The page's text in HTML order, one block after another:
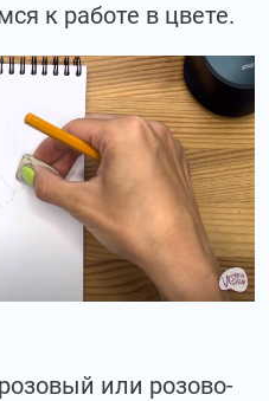
к работе в цвете.
или розово-